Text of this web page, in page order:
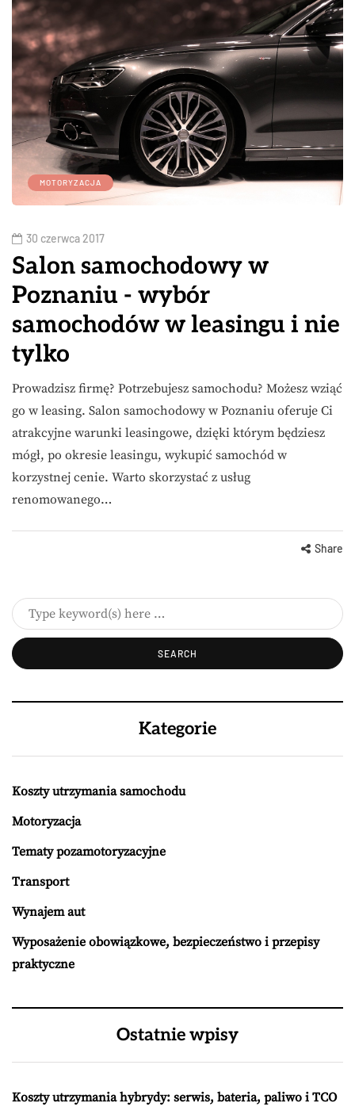
MOTORYZACJA
30 czerwca 2017
Salon samochodowy w
Poznaniu - wybór
samochodów w leasingu i nie
tylko
Prowadzisz firmę? Potrzebujesz samochodu? Możesz wziąć
go w leasing. Salon samochodowy w Poznaniu oferuje Ci
atrakcyjne warunki leasingowe, dzięki którym będziesz
mógł, po okresie leasingu, wykupić samochód w
korzystnej cenie. Warto skorzystać z usług
renomowanego…
Share
Kategorie
Koszty utrzymania samochodu
Motoryzacja
Tematy pozamotoryzacyjne
Transport
Wynajem aut
Wyposażenie obowiązkowe, bezpieczeństwo i przepisy
praktyczne
Ostatnie wpisy
Koszty utrzymania hybrydy: serwis, bateria, paliwo i TCO